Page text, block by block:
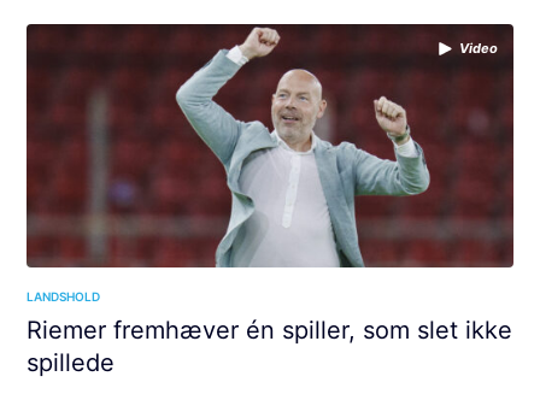
Video
LANDSHOLD
Riemer fremhæver én spiller, som slet ikke
spillede